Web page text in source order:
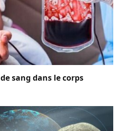
sang dans le corps